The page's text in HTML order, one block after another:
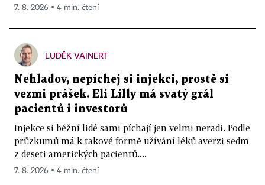
7. 8. 2026 ▪ 4 min. čtení
LUDĚK VAINERT
Nehladov, nepíchej si injekci, prostě si
vezmi prášek. Eli Lilly má svatý grál
pacientů i investorů
Injekce si běžní lidé sami píchají jen velmi neradi. Podle
průzkumů má k takové formě užívání léků averzi sedm
z deseti amerických pacientů....
7. 8. 2026 ▪ 4 min. čtení